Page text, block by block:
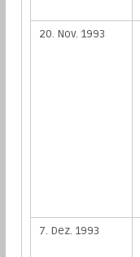
20. Nov. 1993
7. Dez. 1993